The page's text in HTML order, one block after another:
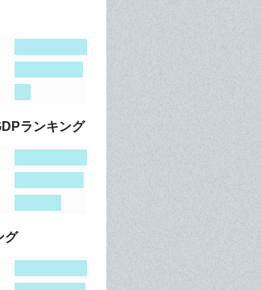
ランキング
グ